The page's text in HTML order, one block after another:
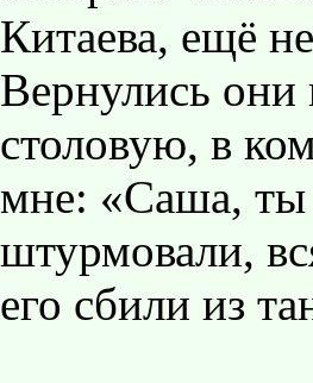
Китаева, ещё
Вернулись
столовую, в
мне: «Саша,
штурмовали,
его сбили из